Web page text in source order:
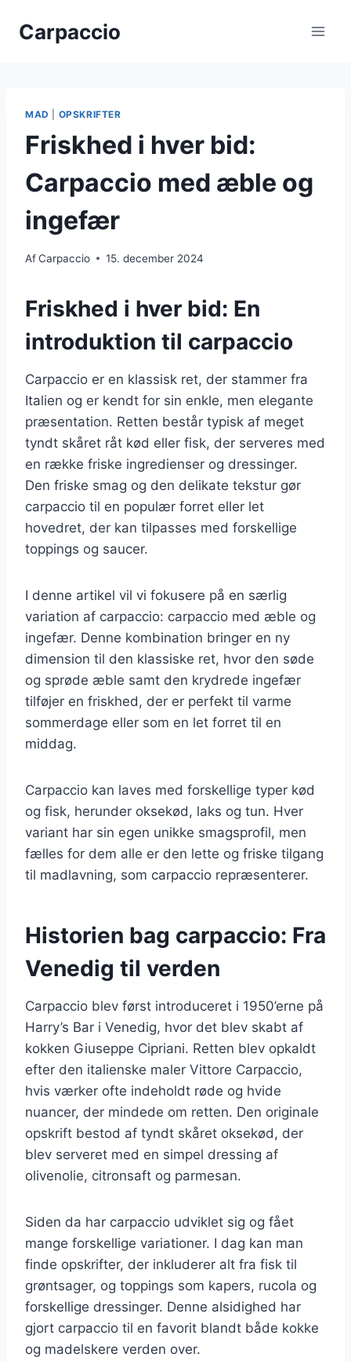
Carpaccio
MAD OPSKRIFTER
Friskhed i hver bid:
Carpaccio med æble og
ingefær
AfCarpaccio 15. december 2024
Friskhed i hver bid: En
introduktion til carpaccio
Carpaccio er en klassisk ret, der stammer fra
Italien og er kendt for sin enkle, men elegante
præsentation. Retten består typisk af meget
tyndt skåret råt kød eller fisk, der serveres med
en række friske ingredienser og dressinger.
Den friske smag og den delikate tekstur gør
carpaccio til en populær forret eller let
hovedret, der kan tilpasses med forskellige
toppings og saucer.
I denne artikel vil vi fokusere på en særlig
variation af carpaccio: carpaccio med æble og
ingefær. Denne kombination bringer en ny
dimension til den klassiske ret, hvor den søde
og sprøde æble samt den krydrede ingefær
tilføjer en friskhed, der er perfekt til varme
sommerdage eller som en let forret til en
middag.
Carpaccio kan laves med forskellige typer kød
og fisk, herunder oksekød, laks og tun. Hver
variant har sin egen unikke smagsprofil, men
fælles for dem alle er den lette og friske tilgang
til madlavning, som carpaccio repræsenterer.
Historien bag carpaccio: Fra
Venedig til verden
Carpaccio blev først introduceret i 1950’erne på
Harry’s Bar i Venedig, hvor det blev skabt af
kokken Giuseppe Cipriani. Retten blev opkaldt
efter den italienske maler Vittore Carpaccio,
hvis værker ofte indeholdt røde og hvide
nuancer, der mindede om retten. Den originale
opskrift bestod af tyndt skåret oksekød, der
blev serveret med en simpel dressing af
olivenolie, citronsaft og parmesan.
Siden da har carpaccio udviklet sig og fået
mange forskellige variationer. I dag kan man
finde opskrifter, der inkluderer alt fra fisk til
grøntsager, og toppings som kapers, rucola og
forskellige dressinger. Denne alsidighed har
gjort carpaccio til en favorit blandt både kokke
og madelskere verden over.